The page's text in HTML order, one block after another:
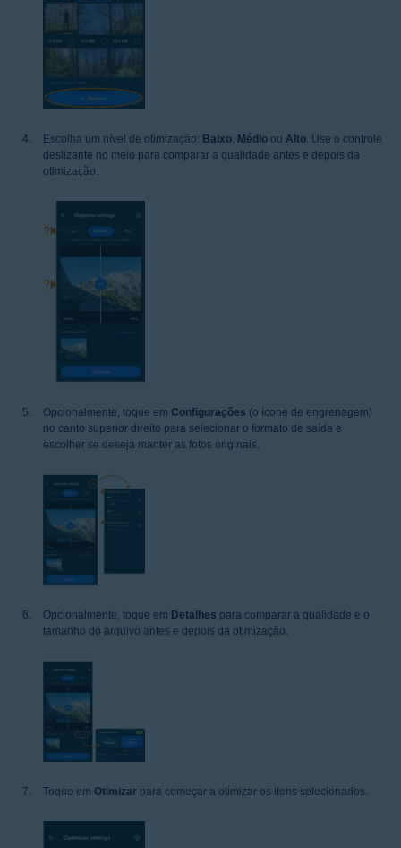
Escolha um nível de otimização: Baixo, Médio ou Alto. Use o controle
deslizante no meio para comparar a qualidade antes e depois da
otimização.
Opcionalmente, toque em Configurações (o ícone de engrenagem)
no canto superior direito para selecionar o formato de saída e
escolher se deseja manter as fotos originais.
Opcionalmente, toque em Detalhes para comparar a qualidade e o
tamanho do arquivo antes e depois da otimização.
Toque em Otimizar para começar a otimizar os itens selecionados.